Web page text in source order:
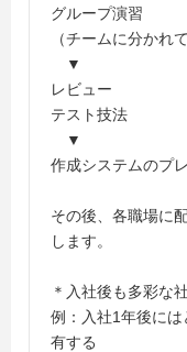
グループ演習
（チームに分かれ
▼
レビュー
テスト技法
▼
作成システムのプ
その後、各職場に
します。
＊入社後も多彩な
例：入社1年後に
有する